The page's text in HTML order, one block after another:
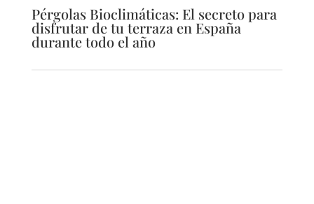
Pérgolas Bioclimáticas: El secreto para
disfrutar de tu terraza en España
durante todo el año